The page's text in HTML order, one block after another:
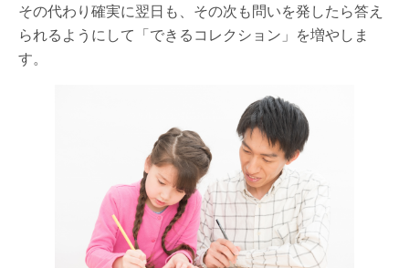
その代わり確実に翌日も、その次も問いを発したら答え
られるようにして「できるコレクション」を増やしま
す。